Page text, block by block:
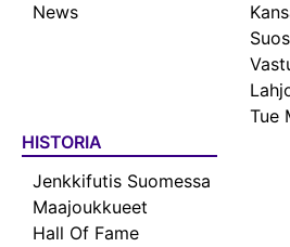
News
Tue
HISTORIA
Jenkkifutis Suomessa
Maajoukkueet
Hall Of Fame